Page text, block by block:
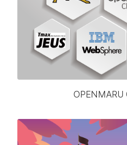
OPENMARU